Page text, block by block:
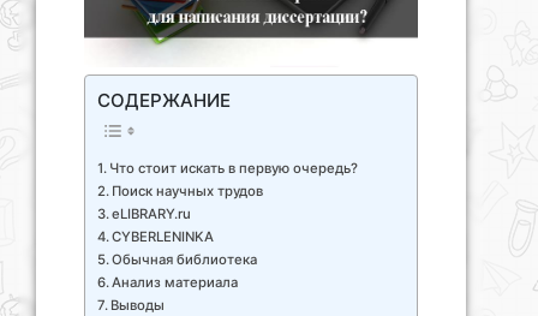
СОДЕРЖАНИЕ
Что стоит искать в первую очередь?
Поиск научных трудов
eLIBRARY.ru
CYBERLENINKA
Обычная библиотека
Анализ материала
Выводы